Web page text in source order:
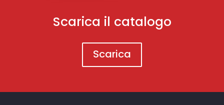
Scarica il catalogo
Scarica